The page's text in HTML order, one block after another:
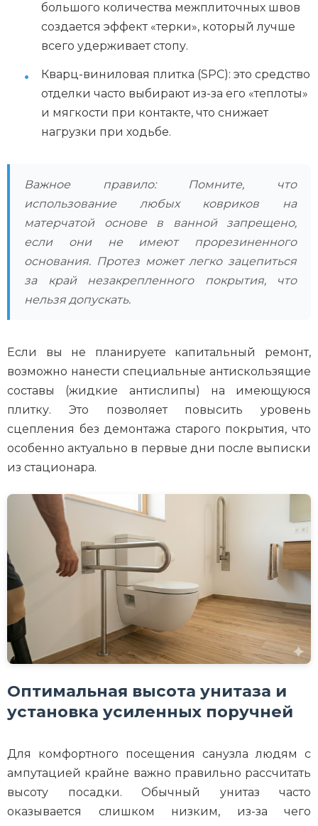
большого количества межплиточных швов
создается эффект «терки», который лучше
всего удерживает стопу.
Кварц-виниловая плитка (SPC): это средство
отделки часто выбирают из-за его «теплоты»
и мягкости при контакте, что снижает
нагрузки при ходьбе.
Важное правило: Помните, что
использование любых ковриков на
матерчатой основе в ванной запрещено,
если они не имеют прорезиненного
основания. Протез может легко зацепиться
за край незакрепленного покрытия, что
нельзя допускать.
Если вы не планируете капитальный ремонт,
возможно нанести специальные антискользящие
составы (жидкие антислипы) на имеющуюся
плитку. Это позволяет повысить уровень
сцепления без демонтажа старого покрытия, что
особенно актуально в первые дни после выписки
из стационара.
Оптимальная высота унитаза и
установка усиленных поручней
Для комфортного посещения санузла людям с
ампутацией крайне важно правильно рассчитать
высоту посадки. Обычный унитаз часто
оказывается слишком низким, из-за чего